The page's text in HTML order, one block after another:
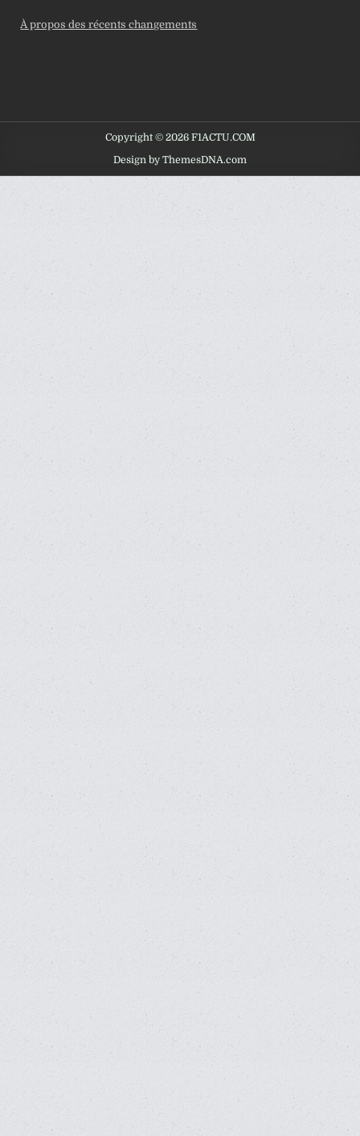
À propos des récents changements
Copyright © 2026 F1ACTU.COM
Design by ThemesDNA.com